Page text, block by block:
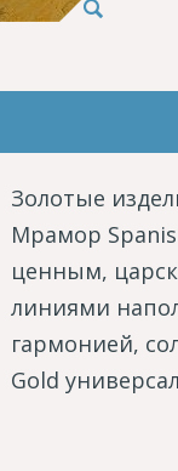
Золотые
Мрамор
ценным,
линиями
гармонией,
Gold